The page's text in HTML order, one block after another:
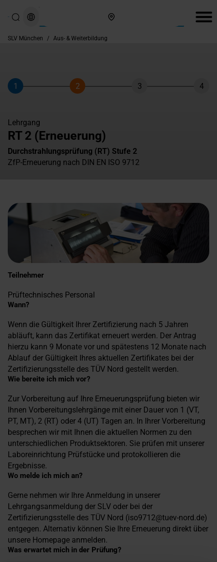
SLV München / Aus- & Weiterbildung
Schritt
1
Schritt
2
Schritt
3 4
Lehrgang
RT 2 (Erneuerung)
Durchstrahlungsprüfung (RT) Stufe 2
ZfP-Erneuerung nach DIN EN ISO 9712
Teilnehmer
Prüftechnisches Personal
Wann?
Wenn die Gültigkeit Ihrer Zertifizierung nach 5 Jahren
abläuft, kann das Zertifikat erneuert werden. Der Antrag
hierzu kann 9 Monate vor und spätestens 12 Monate nach
Ablauf der Gültigkeit Ihres aktuellen Zertifikates bei der
Zertifizierungsstelle des TÜV Nord gestellt werden.
Wie bereite ich mich vor?
Zur Vorbereitung auf Ihre Erneuerungsprüfung bieten wir
Ihnen Vorbereitungslehrgänge mit einer Dauer von 1 (VT,
PT, MT), 2 (RT) oder 4 (UT) Tagen an. In Ihrer Vorbereitung
besprechen wir mit Ihnen die aktuellen Normen zu den
unterschiedlichen Produktsektoren. Sie prüfen mit unserer
Laboreinrichtung Prüfstücke und protokollieren die
Ergebnisse.
Wo melde ich mich an?
Gerne nehmen wir Ihre Anmeldung in unserer
Lehrgangsanmeldung der SLV oder bei der
Zertifizierungsstelle des TÜV Nord (iso9712@tuev-nord.de)
entgegen. Alternativ können Sie Ihre Erneuerung direkt über
unsere Homepage anmelden.
Was erwartet mich in der Prüfung?